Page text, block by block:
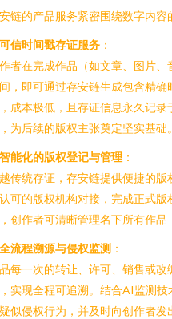
链的产品服务紧密围绕数字内
可信时间戳存证服务 ：
者在完成作品（如文章、图片
，即可通过存安链生成包含精
成本极低，且存证信息永久记
为后续的版权主张奠定坚实基础。
智能化的版权登记与管理 ：
传统存证，存安链提供便捷的
可的版权机构对接，完成正式
创作者可清晰管理名下所有作品
全流程溯源与侵权监测 ：
每一次的转让、许可、销售或
实现全程可追溯。结合AI监测
似侵权行为，并及时向创作者发